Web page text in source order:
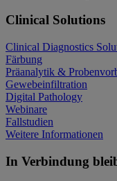
Clinical Solutions
Clinical Diagnostics
Färbung
Präanalytik &
Gewebeinfiltration
Digital Pathology
Webinare
Fallstudien
Weitere Informationen
In Verbindung